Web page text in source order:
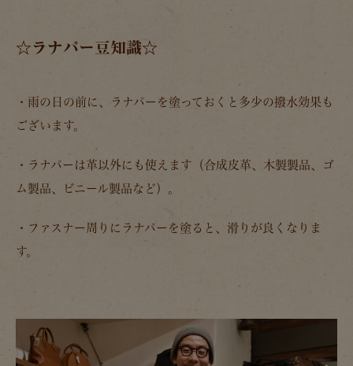
☆ラナパー豆知識☆
・雨の日の前に、ラナパーを塗っておくと多少の撥水効果も
ございます。
・ラナパーは革以外にも使えます（合成皮革、木製製品、ゴ
ム製品、ビニール製品など）。
・ファスナー周りにラナパーを塗ると、滑りが良くなりま
す。